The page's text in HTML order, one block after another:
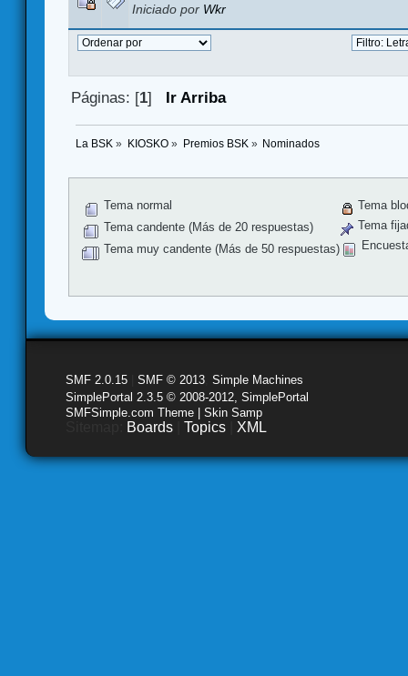
Iniciado por Wkr
Páginas: [1] Ir Arriba
La BSK » KIOSKO» Premios BSK » Nominados
Tema normal
Tema candente (Más de 20 respuestas)
Tema muy candente (Más de 50 respuestas)
Tema
Tema
SMF 2.0.15 SMF © 2013 Simple Machines
SimplePortal 2.3.5 © 2008-2012, SimplePortal
SMFSimple.com Theme | Skin Samp
Boards Topics XML